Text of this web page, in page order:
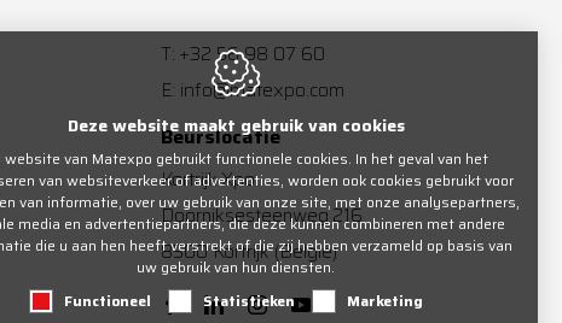
T: +32 56 98 07 60
E: info@matexpo.com
Beurslocatie
Kortrijk Xpo
Doorniksesteenweg 216
8500Kortrijk (België)
Deze website maakt gebruik van cookies
website van Matexpo gebruikt functionele cookies. In het geval van het
van websiteverkeer of advertenties, worden ook cookies gebruikt voor
van informatie, over uw gebruik van onze site, met onze analysepartners,
media en advertentiepartners, die deze kunnen combineren met andere
die u aan hen heeft verstrekt of die zij hebben verzameld op basis van
uw gebruik van hun diensten.
Functioneel
Statistieken Marketing